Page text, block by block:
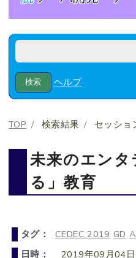
ヘルプ
TOP 検索結果 セッショ
未来のエン
る」教育
タグ： CEDEC 2019 GD
日時：
2019年09月04